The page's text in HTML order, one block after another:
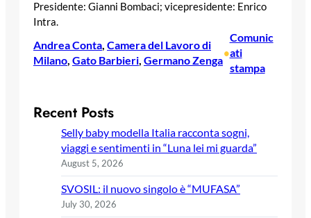
Presidente: Gianni Bombaci; vicepresidente: Enrico
Intra.
Andrea Conta, Camera del Lavoro di
Milano, Gato Barbieri, Germano Zenga
•
Comunic
ati
stampa
Recent Posts
Selly baby modella Italia racconta sogni,
viaggi e sentimenti in “Luna lei mi guarda”
August 5, 2026
SVOSIL: il nuovo singolo è “MUFASA”
July 30, 2026